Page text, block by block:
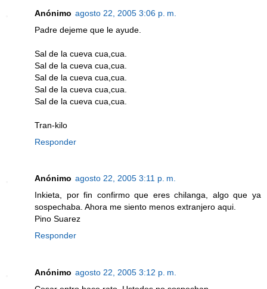
Anónimo agosto 22, 2005 3:06 p. m.
Padre dejeme que le ayude.
Sal de la cueva cua,cua.
Sal de la cueva cua,cua.
Sal de la cueva cua,cua.
Sal de la cueva cua,cua.
Sal de la cueva cua,cua.
Tran-kilo
Responder
Anónimo agosto 22, 2005 3:11 p. m.
Inkieta, por fin confirmo que eres chilanga, algo que ya
sospechaba. Ahora me siento menos extranjero aqui.
Pino Suarez
Responder
Anónimo agosto 22, 2005 3:12 p. m.